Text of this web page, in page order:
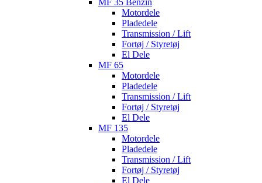
Motordele
Pladedele
Transmission / Lift
Fortøj / Styretøj
El Dele
MF 65
Motordele
Pladedele
Transmission / Lift
Fortøj / Styretøj
El Dele
MF 135
Motordele
Pladedele
Transmission / Lift
Fortøj / Styretøj
El Dele